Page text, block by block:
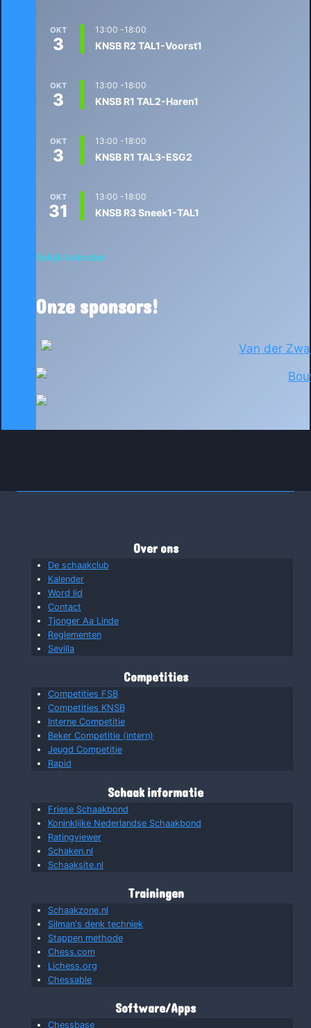
OKT
3
13:00 -18:00
KNSB R2 TAL1-Voorst1
OKT
3
13:00 -18:00
KNSB R1 TAL2-Haren1
OKT
3
13:00 -18:00
KNSB R1 TAL3-ESG2
OKT
31
13:00 -18:00
KNSB R3 Sneek1-TAL1
Bekijk kalender
Onze sponsors!
Over ons
De schaakclub
Kalender
Word lid
Contact
Tjonger Aa Linde
Reglementen
Sevilla
Competities
Competities FSB
Competities KNSB
Interne Competitie
Beker Competitie (intern)
Jeugd Competitie
Rapid
Schaak informatie
Friese Schaakbond
Koninklijke Nederlandse Schaakbond
Ratingviewer
Schaken.nl
Schaaksite.nl
Trainingen
Schaakzone.nl
Silman's denk techniek
Stappen methode
Chess.com
Lichess.org
Chessable
Software/Apps
Chessbase